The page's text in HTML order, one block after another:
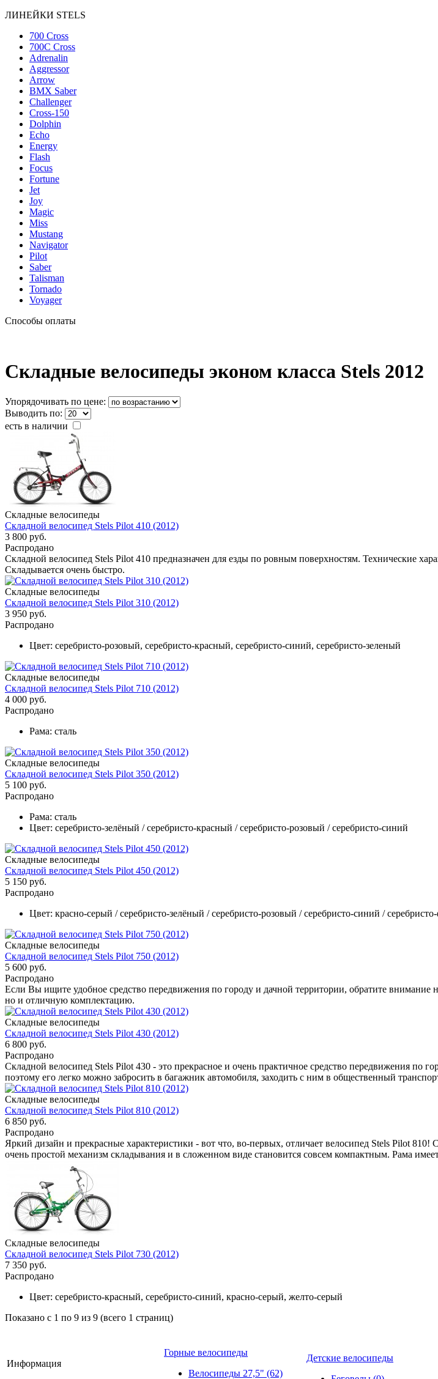
ЛИНЕЙКИ STELS
700 Cross
700C Cross
Adrenalin
Aggressor
Arrow
BMX Saber
Challenger
Cross-150
Dolphin
Echo
Energy
Flash
Focus
Fortune
Jet
Joy
Magic
Miss
Mustang
Navigator
Pilot
Saber
Talisman
Tornado
Voyager
Способы оплаты
Складные велосипеды эконом класса Stels 2012
Упорядочивать по цене:
Выводить по:
есть в наличии
Складные велосипеды
Складной велосипед Stels Pilot 410 (2012)
3 800 руб.
Распродано
Складной велосипед Stels Pilot 410 предназначен для езды по ровным поверхностям. Технические
Складывается очень быстро.
Складные велосипеды
Складной велосипед Stels Pilot 310 (2012)
3 950 руб.
Распродано
Цвет: серебристо-розовый, серебристо-красный, серебристо-синий, серебристо-зеленый
Складные велосипеды
Складной велосипед Stels Pilot 710 (2012)
4 000 руб.
Распродано
Рама: сталь
Складные велосипеды
Складной велосипед Stels Pilot 350 (2012)
5 100 руб.
Распродано
Рама: сталь
Цвет: серебристо-зелёный / серебристо-красный / серебристо-розовый / серебристо-синий
Складные велосипеды
Складной велосипед Stels Pilot 450 (2012)
5 150 руб.
Распродано
Цвет: красно-серый / серебристо-зелёный / серебристо-розовый / серебристо-синий /
Складные велосипеды
Складной велосипед Stels Pilot 750 (2012)
5 600 руб.
Распродано
Если Вы ищите удобное средство передвижения по городу и дачной территории, обратите
но и отличную комплектацию.
Складные велосипеды
Складной велосипед Stels Pilot 430 (2012)
6 800 руб.
Распродано
Складной велосипед Stels Pilot 430 - это прекрасное и очень практичное средство передвижения по
поэтому его легко можно забросить в багажник автомобиля, заходить с ним в общественный
Складные велосипеды
Складной велосипед Stels Pilot 810 (2012)
6 850 руб.
Распродано
Яркий дизайн и прекрасные характеристики - вот что, во-первых, отличает велосипед Stels Pilot
очень простой механизм складывания и в сложенном виде становится совсем компактным. Рама
Складные велосипеды
Складной велосипед Stels Pilot 730 (2012)
7 350 руб.
Распродано
Цвет: серебристо-красный, серебристо-синий, красно-серый, желто-серый
Показано с 1 по 9 из 9 (всего 1 страниц)
Информация
Горные велосипеды
Велосипеды 27,5" (62)
Детские велосипеды